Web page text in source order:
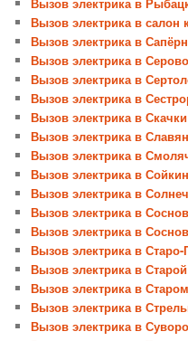
Вызов электрика в салон
Вызов электрика в
Вызов электрика в Серово
Вызов электрика в
Вызов электрика в
Вызов электрика в Скачки
Вызов электрика в
Вызов электрика в
Вызов электрика в
Вызов электрика в
Вызов электрика в
Вызов электрика в
Вызов электрика в
Вызов электрика в
Вызов электрика в
Вызов электрика в
Вызов электрика в